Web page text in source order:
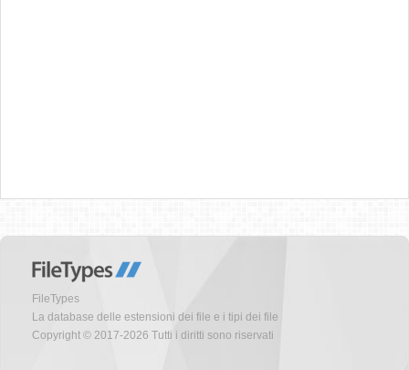
FileTypes
La database delle estensioni dei file e i tipi dei file
Copyright © 2017-2026 Tutti i diritti sono riservati